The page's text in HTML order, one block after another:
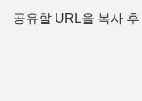
공유할 URL을 복사